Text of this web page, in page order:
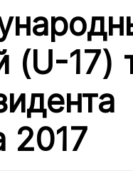
(U-17)
2017